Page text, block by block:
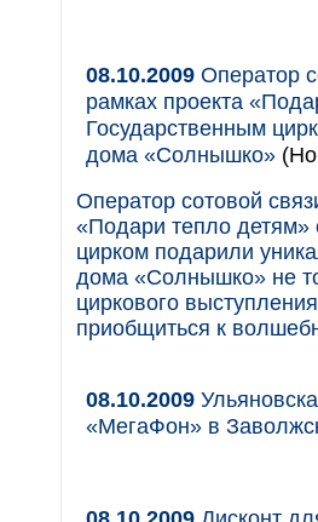
08.10.2009 Оператор
рамках проекта
Государственным
дома «Солнышко»
Оператор сотовой
«Подари тепло детям»
цирком подарили
дома «Солнышко» не
циркового
приобщиться к
08.10.2009
«МегаФон» в